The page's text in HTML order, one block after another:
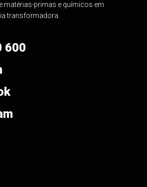
matérias-primas e químicos em
transformadora.
600